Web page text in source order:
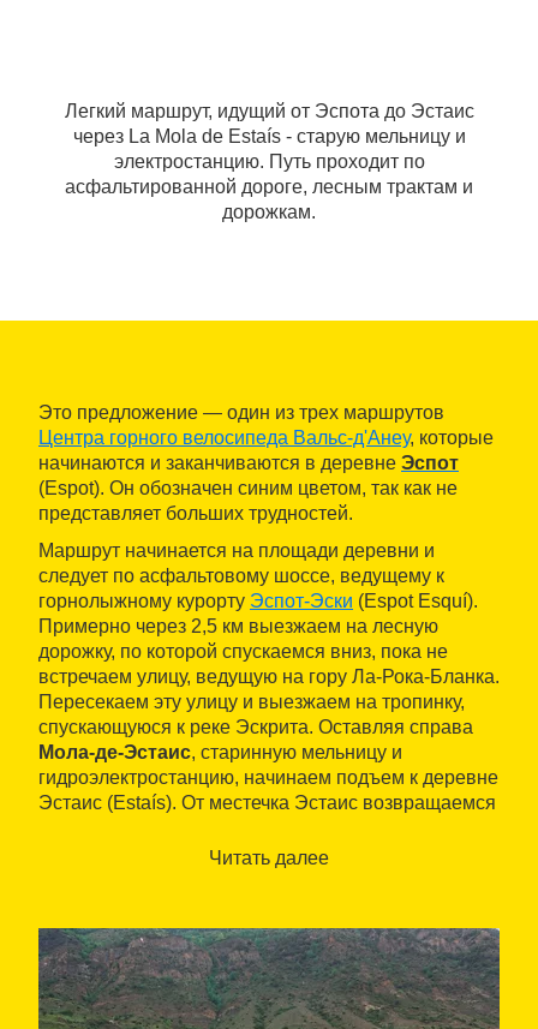
Легкий маршрут, идущий от Эспота до Эстаис
через La Mola de Estaís - старую мельницу и
электростанцию. Путь проходит по
асфальтированной дороге, лесным трактам и
дорожкам.
Это предложение — один из трех маршрутов
Центра горного велосипеда Вальс-д'Анеу, которые
начинаются и заканчиваются в деревне Эспот
(Espot). Он обозначен синим цветом, так как не
представляет больших трудностей.
Маршрут начинается на площади деревни и
следует по асфальтовому шоссе, ведущему к
горнолыжному курорту Эспот-Эски (Espot Esquí).
Примерно через 2,5 км выезжаем на лесную
дорожку, по которой спускаемся вниз, пока не
встречаем улицу, ведущую на гору Ла-Рока-Бланка.
Пересекаем эту улицу и выезжаем на тропинку,
спускающуюся к реке Эскрита. Оставляя справа
Мола-де-Эстаис, старинную мельницу и
гидроэлектростанцию, начинаем подъем к деревне
Эстаис (Estaís). От местечка Эстаис возвращаемся
Читать далее